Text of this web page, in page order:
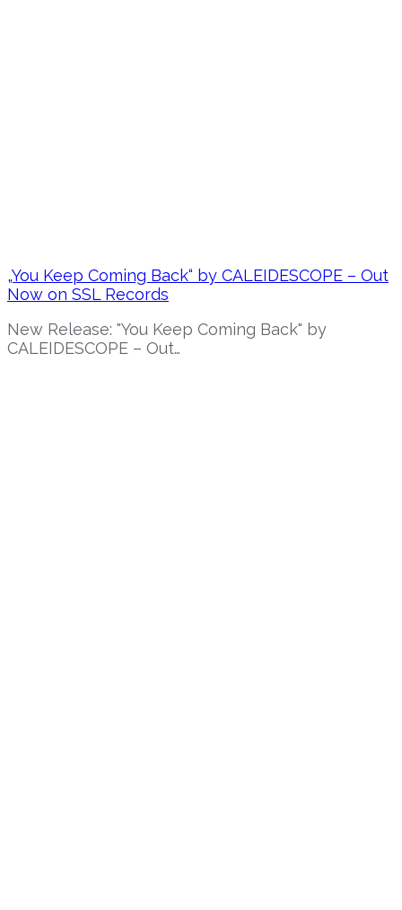
„You Keep Coming Back“ by CALEIDESCOPE – Out
Now on SSL Records
New Release: "You Keep Coming Back" by
CALEIDESCOPE – Out…